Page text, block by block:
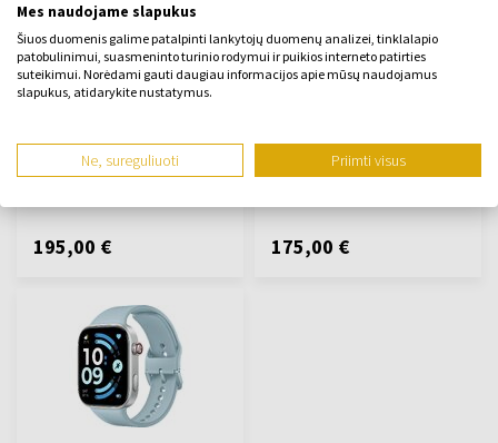
Xiaomi Watch S5 46mm
Viedais pulkstenis - Vyrų
Bus išsiųsta 12.08.
195,00 €
Viedais pulkstenis - Vyrų
Bus išsiųsta 12.08.
175,00 €
Mes naudojame slapukus
Šiuos duomenis galime patalpinti lankytojų duomenų analizei, tinklalapio
patobulinimui, suasmeninto turinio rodymui ir puikios interneto patirties
suteikimui. Norėdami gauti daugiau informacijos apie mūsų naudojamus
slapukus, atidarykite nustatymus.
Ne, sureguliuoti Priimti visus